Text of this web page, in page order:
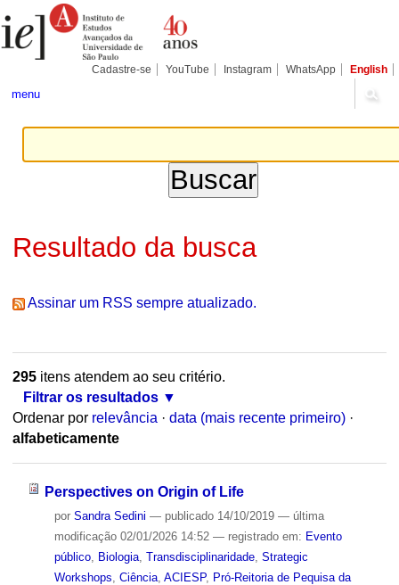
para
conteúdo.
Pessoais
Cadastre-se YouTube Instagram WhatsApp English
menu
Resultado da busca
Assinar um RSS sempre atualizado.
295itens atendem ao seu critério.
Filtrar os resultados
Ordenar por relevância · data (mais recente primeiro) ·
alfabeticamente
Perspectives on Origin of Life
por Sandra Sedini — publicado14/10/2019 — última
modificação02/01/2026 14:52 — registrado em: Evento
público, Biologia, Transdisciplinaridade, Strategic
Workshops Ciência, ACIESP, Pró-Reitoria de Pequisa da